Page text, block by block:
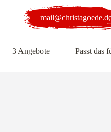
3 Angebote Passt das